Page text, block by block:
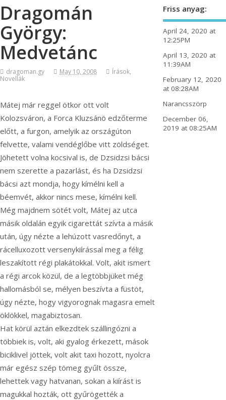
Dragomán
György:
Medvetánc
dragoman.gy May 10, 2008 Írások,
Novellák
Mátej már reggel ötkor ott volt
Kolozsváron, a Forca Kluzsánö edzőterme
előtt, a furgon, amelyik az országúton
felvette, valami vendéglőbe vitt zöldséget.
Jöhetett volna kocsival is, de Dzsidzsi bácsi
nem szerette a pazarlást, és ha Dzsidzsi
bácsi azt mondja, hogy kímélni kell a
béemvét, akkor nincs mese, kímélni kell.
Még majdnem sötét volt, Mátej az utca
másik oldalán egyik cigarettát szívta a másik
után, úgy nézte a lehúzott vasredőnyt, a
rácelluxozott versenykiírással meg a félig
leszakított régi plakátokkal. Volt, akit ismert
a régi arcok közül, de a legtöbbjüket még
hallomásból se, mélyen beszívta a füstöt,
úgy nézte, hogy vigyorognak magasra emelt
öklökkel, magabiztosan.
Hat körül aztán elkezdtek szállingózni a
többiek is, volt, aki gyalog érkezett, mások
biciklivel jöttek, volt akit taxi hozott, nyolcra
már egész szép tömeg gyűlt össze,
lehettek vagy hatvanan, sokan a kiírást is
magukkal hozták, ott gyűrögették a
Friss anyag:
April 24, 2020 at
12:25PM
April 13, 2020 at
11:39AM
February 12, 2020
at 08:28AM
Narancsszörp
December 06,
2019 at 08:25AM